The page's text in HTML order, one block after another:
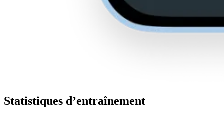
Statistiques d’entraînement